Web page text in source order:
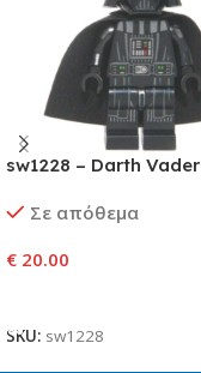
sw1228 – Darth Vader
Σε απόθεμα
€ 20.00
SKU: sw1228